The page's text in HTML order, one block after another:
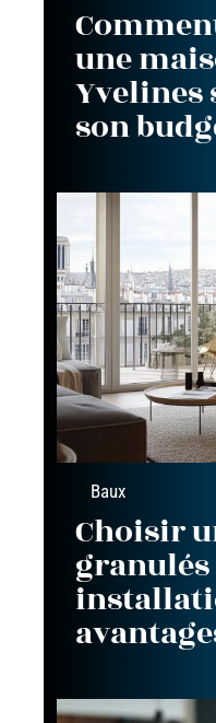
une
Yvelines
son
Baux
Choisir